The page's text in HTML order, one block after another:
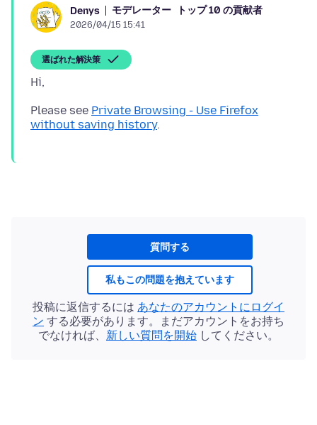
Denys モデレーター トップ 10 の貢献者
2026/04/15 15:41
選ばれた解決策
Please see Private Browsing - Use Firefox
without saving history
質問する
私もこの問題を抱えています
投稿に返信するには あなたのアカウントにログイ
ン する必要があります。まだアカウントをお持ち
でなければ、 新しい質問を開始 してください。